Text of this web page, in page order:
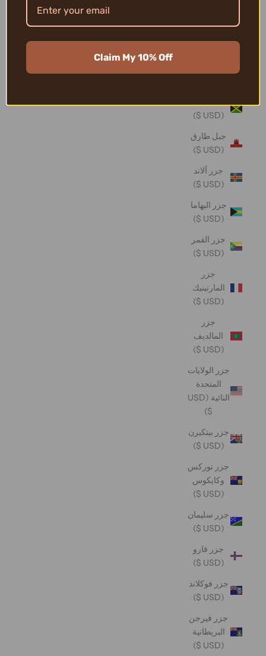
(USD $)
جبل طارق
(USD $)
جزر آلاند
(USD $)
جزر البهاما
(USD $)
جزر القمر
(USD $)
جزر
المارتينيك
(USD $)
جزر
المالديف
(USD $)
جزر الولايات
المتحدة
النائية (USD
$)
جزر بيتكيرن
(USD $)
جزر توركس
وكايكوس
(USD $)
جزر سليمان
(USD $)
جزر فارو
(USD $)
جزر فوكلاند
(USD $)
جزر فيرجن
البريطانية
(USD $)
Claim My 10% Off